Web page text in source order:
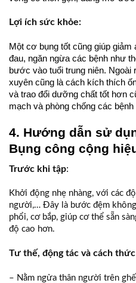
Lợi ích sức khỏe:
Một cơ bụng tốt cũng giúp
đau, ngăn ngừa các bệnh như
bước vào tuổi trung niên.
xuyên cũng là cách kích thích
và trao đổi dưỡng chất tốt hơn
mạch và phòng chống các bệnh
4. Hướng dẫn sử
Bụng công cộng
Trước khi tập:
Khởi động nhẹ nhàng, với các
người,… Đây là bước đệm
phổi, cơ bắp, giúp cơ thể sẵn
độ cao hơn.
Tư thế, động tác và cách
– Nằm ngửa thân người trên